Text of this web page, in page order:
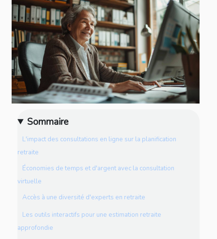
Sommaire
L'impact des consultations en ligne sur la planification
retraite
Économies de temps et d'argent avec la consultation
virtuelle
Accès à une diversité d'experts en retraite
Les outils interactifs pour une estimation retraite
approfondie